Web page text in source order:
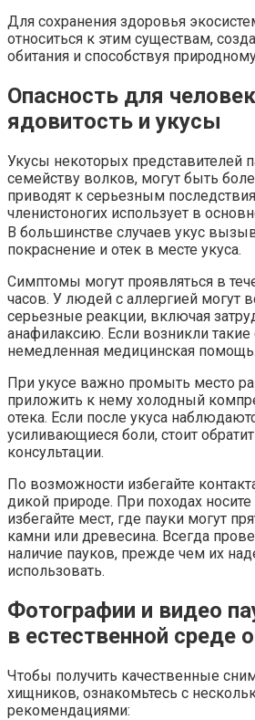
Для сохранения здоровья
относиться к этим существам,
обитания и способствуя
Опасность для
ядовитость и укусы
Укусы некоторых представителей
семейству волков, могут быть
приводят к серьезным
членистоногих использует в
В большинстве случаев укус
покраснение и отек в месте укуса.
Симптомы могут проявляться в
часов. У людей с аллергией могут
серьезные реакции, включая
анафилаксию. Если возникли
немедленная медицинская помощь.
При укусе важно промыть место
приложить к нему холодный
отека. Если после укуса
усиливающиеся боли, стоит
консультации.
По возможности избегайте
дикой природе. При походах
избегайте мест, где пауки могут
камни или древесина. Всегда
наличие пауков, прежде чем их
использовать.
Фотографии и видео
в естественной среде
Чтобы получить качественные
хищников, ознакомьтесь с
рекомендациями: